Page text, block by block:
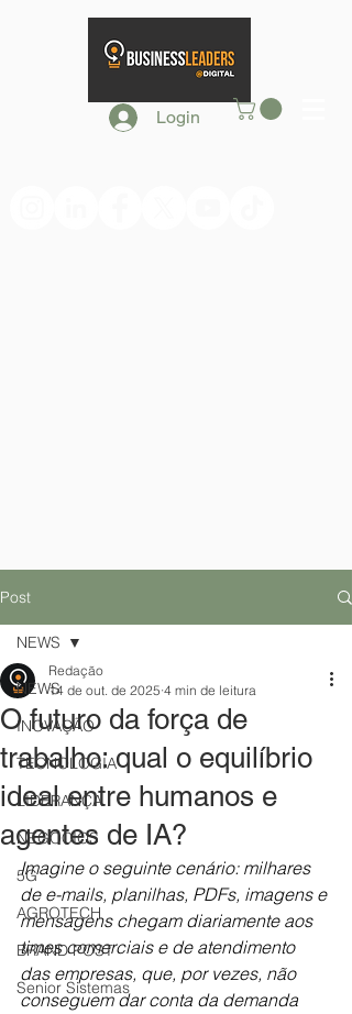
Login
Post
NEWS
INOVAÇÃO
TECNOLOGIA
LIDERANÇA
NEGÓCIOS
5G
AGROTECH
BRAND POST
Senior Sistemas
NEWS
O futuro da força de
trabalho: qual o equilíbrio
ideal entre humanos e
agentes de IA?
Redação
14 de out. de 2025 4 min de leitura
Imagine o seguinte cenário: milhares
de e-mails, planilhas, PDFs, imagens e
mensagens chegam diariamente aos
times comerciais e de atendimento
das empresas, que, por vezes, não
conseguem dar conta da demanda